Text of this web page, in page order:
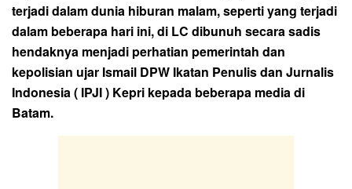
terjadi dalam dunia hiburan malam, seperti yang terjadi
dalam beberapa hari ini, di LC dibunuh secara sadis
hendaknya menjadi perhatian pemerintah dan
kepolisian ujar Ismail DPW Ikatan Penulis dan Jurnalis
Indonesia ( IPJI ) Kepri kepada beberapa media di
Batam.